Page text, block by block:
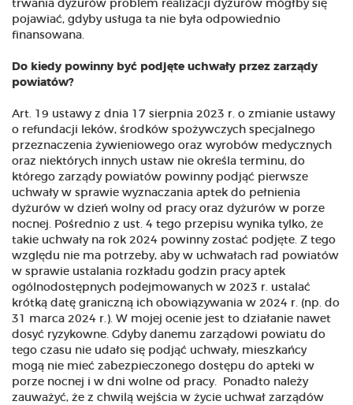
trwania dyżurów problem realizacji dyżurów mógłby się
pojawiać, gdyby usługa ta nie była odpowiednio
finansowana.
Do kiedy powinny być podjęte uchwały przez zarządy
powiatów?
Art. 19 ustawy z dnia 17 sierpnia 2023 r. o zmianie ustawy
o refundacji leków, środków spożywczych specjalnego
przeznaczenia żywieniowego oraz wyrobów medycznych
oraz niektórych innych ustaw nie określa terminu, do
którego zarządy powiatów powinny podjąć pierwsze
uchwały w sprawie wyznaczania aptek do pełnienia
dyżurów w dzień wolny od pracy oraz dyżurów w porze
nocnej. Pośrednio z ust. 4 tego przepisu wynika tylko, że
takie uchwały na rok 2024 powinny zostać podjęte. Z tego
względu nie ma potrzeby, aby w uchwałach rad powiatów
w sprawie ustalania rozkładu godzin pracy aptek
ogólnodostępnych podejmowanych w 2023 r. ustalać
krótką datę graniczną ich obowiązywania w 2024 r. (np. do
31 marca 2024 r.). W mojej ocenie jest to działanie nawet
dosyć ryzykowne. Gdyby danemu zarządowi powiatu do
tego czasu nie udało się podjąć uchwały, mieszkańcy
mogą nie mieć zabezpieczonego dostępu do apteki w
porze nocnej i w dni wolne od pracy. Ponadto należy
zauważyć, że z chwilą wejścia w życie uchwał zarządów